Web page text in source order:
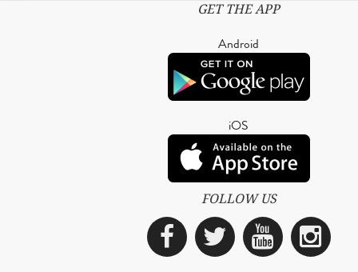
GET THE APP
Android
iOS
FOLLOW US
Facebook
Twitter